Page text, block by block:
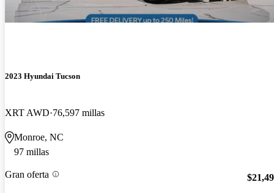
2023 Hyundai Tucson
XRT AWD 76,597 millas
Monroe, NC
97 millas
Gran oferta